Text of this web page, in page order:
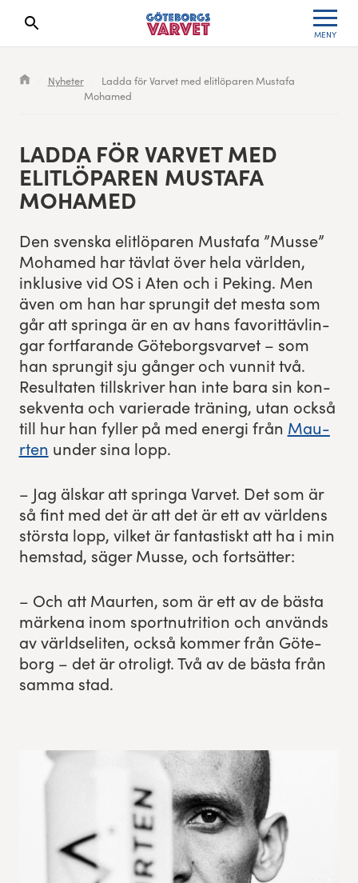
MENY
Sökresultaten dyker upp här
Nyheter
Ladda för Varvet med elitlöparen Mustafa
Mohamed
LAD­DA FÖR VARVET MED
ELITLÖ­PAREN MUSTAFA
MOHAMED
Den sven­s­ka elitlö­paren Mustafa ”Musse”
Mohamed har tävlat över hela världen,
inklu­sive vid OSi Aten och i Peking. Men
även om han har sprun­git det mes­ta som
går att springa är en av hans favorit­tävlin­
gar fort­farande Göte­borgsvarvet – som
han sprun­git sju gånger och vun­nit två.
Resul­tat­en till­skriv­er han inte bara sin kon­
sekven­ta och vari­er­ade trän­ing, utan ock­så
till hur han fyller på med ener­gi från Mau­
rten under sina lopp.
– Jag älskar att springa Varvet. Det som är
så fint med det är att det är ett av världens
störs­ta lopp, vilket är fan­tastiskt att ha i min
hem­stad, säger Musse, och fortsätter:
– Och att Mau­rten, som är ett av de bäs­ta
märke­na inom sport­nu­tri­tion och används
av värld­seliten, ock­så kom­mer från Göte­
borg – det är otroligt. Två av de bäs­ta från
sam­ma stad.
Deltagarinformation
Bana
Löparinspiration och träning
Spring för välgörenhet
Göteborgsvarvet familjeområde
Res, bo, upplev
Hållbarhet
Funktionär/Volontär
Stafettvarvet
Minivarvet
Varvetmilen
Evenemangs- & mediepartners
Partners Varvetveckan
Resultatarkiv